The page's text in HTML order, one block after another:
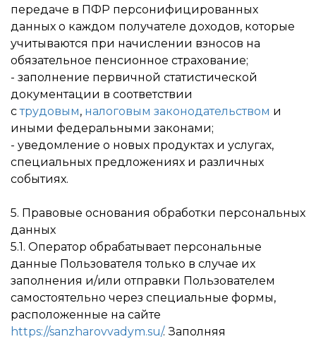
передаче в ПФР персонифицированных
данных о каждом получателе доходов, которые
учитываются при начислении взносов на
обязательное пенсионное страхование;
- заполнение первичной статистической
документации в соответствии
струдовым, налоговым законодательством и
иными федеральными законами;
- уведомление о новых продуктах и услугах,
специальных предложениях и различных
событиях.
5. Правовые основания обработки персональных
данных
5.1. Оператор обрабатывает персональные
данные Пользователя только в случае их
заполнения и/или отправки Пользователем
самостоятельно через специальные формы,
расположенные на сайте
https://sanzharovvadym.su/. Заполняя